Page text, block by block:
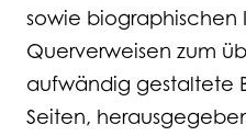
sowie biographischen
Querverweisen zum
aufwändig gestaltete
Seiten,